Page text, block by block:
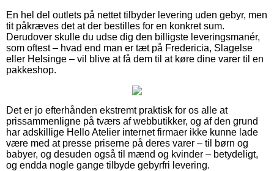
En hel del outlets på nettet tilbyder levering uden gebyr, men
tit påkræves det at der bestilles for en konkret sum.
Derudover skulle du udse dig den billigste leveringsmanér,
som oftest – hvad end man er tæt på Fredericia, Slagelse
eller Helsinge – vil blive at få dem til at køre dine varer til en
pakkeshop.
Det er jo efterhånden ekstremt praktisk for os alle at
prissammenligne på tværs af webbutikker, og af den grund
har adskillige Hello Atelier internet firmaer ikke kunne lade
være med at presse priserne på deres varer – til børn og
babyer, og desuden også til mænd og kvinder – betydeligt,
og endda nogle gange tilbyde gebyrfri levering.